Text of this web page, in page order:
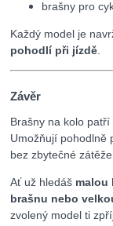
brašny pro
Každý model je
pohodlí při jízdě
Závěr
Brašny na kolo
Umožňují pohodlně
bez zbytečné
Ať už hledáš malou
brašnu nebo
zvolený model ti